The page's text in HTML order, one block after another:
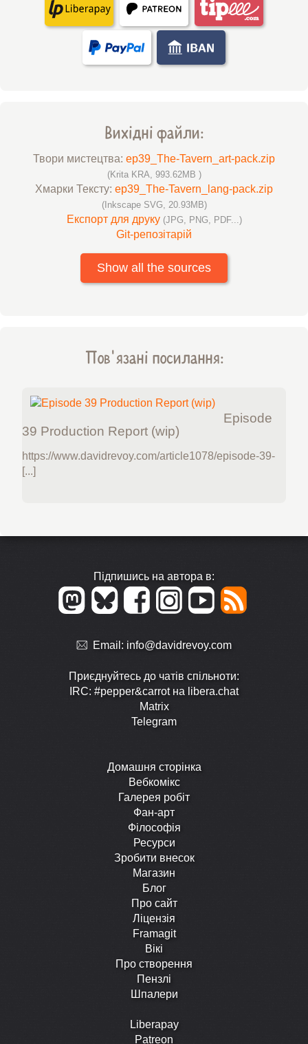
Вихідні файли:
Твори мистецтва: ep39_The-Tavern_art-pack.zip
(Krita KRA, 993.62MB )
Хмарки Тексту: ep39_The-Tavern_lang-pack.zip
(Inkscape SVG, 20.93MB)
Експорт для друку (JPG, PNG, PDF...)
Git-репозітарій
Show all the sources
Пов'язані посилання:
Episode
39 Production Report (wip)
https://www.davidrevoy.com/article1078/episode-39-
[...]
Підпишись на автора в:
Email: info@davidrevoy.com
Приєднуйтесь до чатів спільноти:
IRC: #pepper&carrot на libera.chat
Matrix
Telegram
Домашня сторінка
Вебкомікс
Галерея робіт
Фан-арт
Філософія
Ресурси
Зробити внесок
Магазин
Блог
Про сайт
Ліцензія
Framagit
Вікі
Про створення
Пензлі
Шпалери
Liberapay
Patreon